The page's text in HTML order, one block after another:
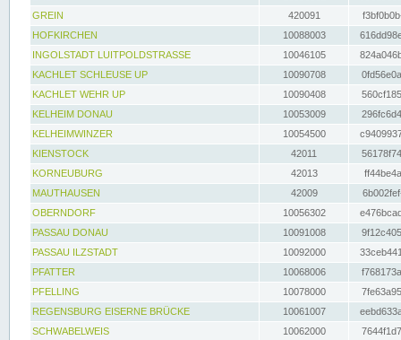
GREIN
420091
HOFKIRCHEN
10088003
INGOLSTADT LUITPOLDSTRASSE
10046105
KACHLET SCHLEUSE UP
10090708
KACHLET WEHR UP
10090408
KELHEIM DONAU
10053009
KELHEIMWINZER
10054500
KIENSTOCK
42011
KORNEUBURG
42013
MAUTHAUSEN
42009
OBERNDORF
10056302
PASSAU DONAU
10091008
PASSAU ILZSTADT
10092000
PFATTER
10068006
PFELLING
10078000
REGENSBURG EISERNE BRÜCKE
10061007
SCHWABELWEIS
10062000